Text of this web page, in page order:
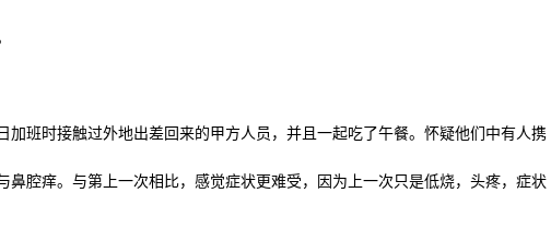
加班时接触过外地出差回来的甲方人员，并且一起吃了午餐。怀疑他们中有人携
鼻腔痒。与第上一次相比，感觉症状更难受，因为上一次只是低烧，头疼，症状